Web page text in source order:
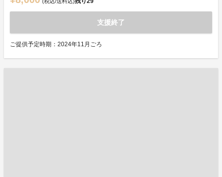
支援終了
ご提供予定時期：2024年11月ごろ